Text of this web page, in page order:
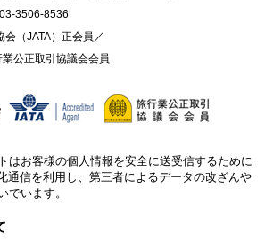
3506-8536
（JATA）正会員／
業公正取引協議会会員
はお客様の個人情報を安全に送受信するために
通信を利用し、第三者によるデータの改ざんや
でいます。